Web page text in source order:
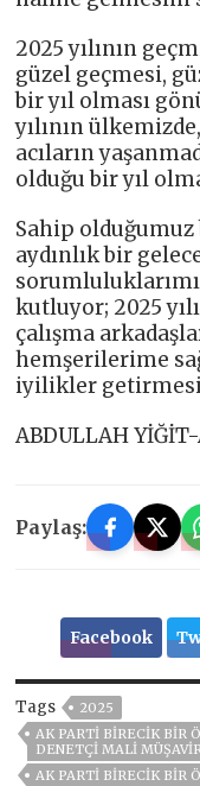
2025 yılının
güzel geçmesi,
bir yıl olması
yılının
acıların
olduğu bir yıl
Sahip
aydınlık bir
kutluyor; 2025
çalışma
hemşerilerime
iyilikler
ABDULLAH
Paylaş:
Facebook
Tags
2025
AK PARTI BIRECIK BIR
DENETÇI MALI
AK PARTI BIRECIK BIR